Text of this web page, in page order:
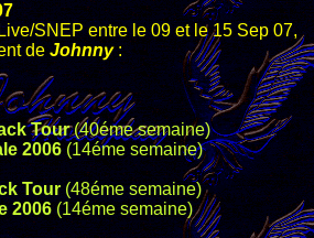
SNEP entre le 09 et le 15 Sep 07,
de Johnny :
Tour(40éme semaine)
2006 (14éme semaine)
Tour(48éme semaine)
2006(14éme semaine)